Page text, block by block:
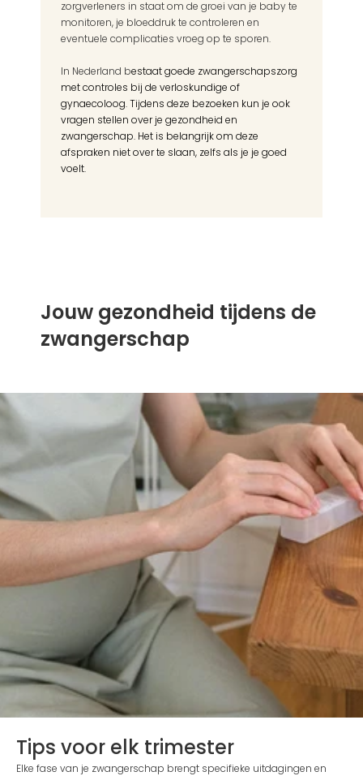
zorgverleners in staat om de groei van je baby te
monitoren, je bloeddruk te controleren en
eventuele complicaties vroeg op te sporen.
In Nederland bestaat goede zwangerschapszorg
met controles bij de verloskundige of
gynaecoloog. Tijdens deze bezoeken kun je ook
vragen stellen over je gezondheid en
zwangerschap. Het is belangrijk om deze
afspraken niet over te slaan, zelfs als je je goed
voelt.
Jouw gezondheid tijdens de
zwangerschap
Tips voor elk trimester
Elke fase van je zwangerschap brengt specifieke uitdagingen en